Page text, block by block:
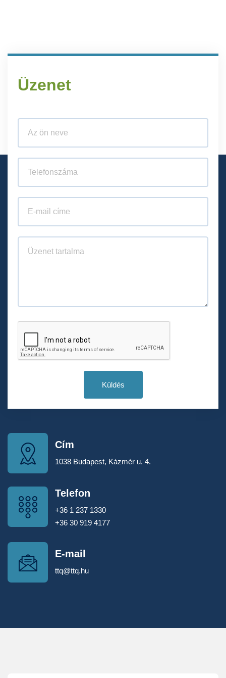
Üzenet
Küldés
Cím
1038 Budapest, Kázmér u. 4.
Telefon
+36 1 237 1330
+36 30 919 4177
E-mail
ttq@ttq.hu